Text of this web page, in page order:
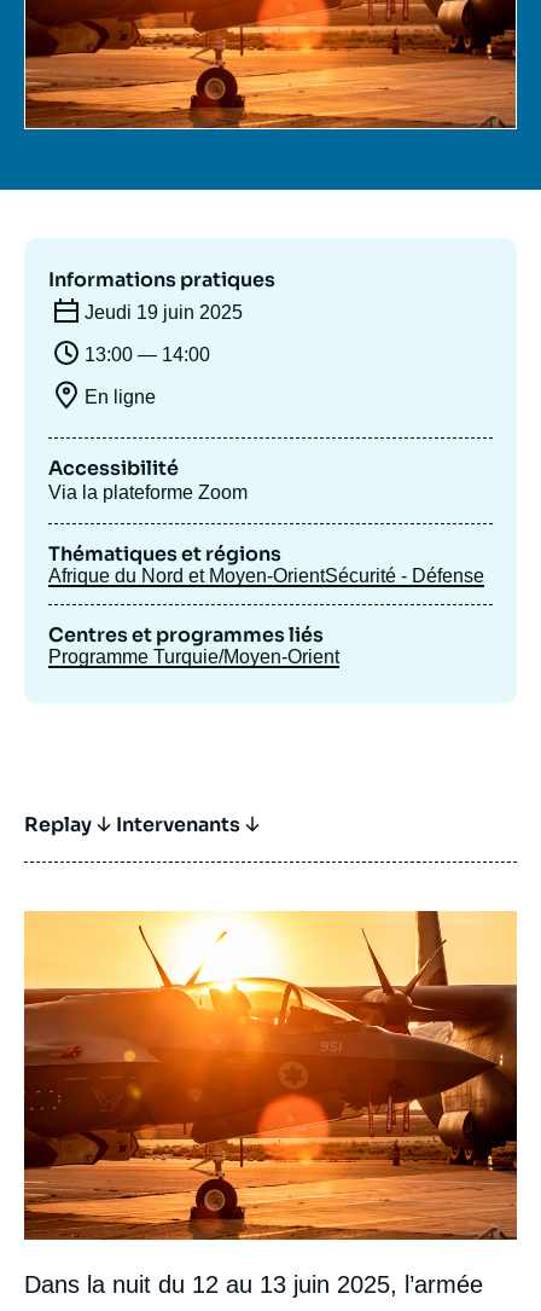
Se connecter
Nous soutenir
Informations pratiques
Jeudi 19 juin 2025
13:00 — 14:00
En ligne
Accessibilité
Via la plateforme Zoom
Thématiques et régions
Afrique du Nord et Moyen-OrientSécurité - Défense
Centres et programmes liés
Programme Turquie/Moyen-Orient
Replay Intervenants
Dans la nuit du 12 au 13 juin 2025, l’armée